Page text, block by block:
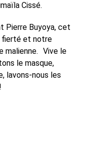
Cissé.
Pierre Buyoya, cet
fierté et notre
malienne. Vive le
le masque,
lavons-nous les